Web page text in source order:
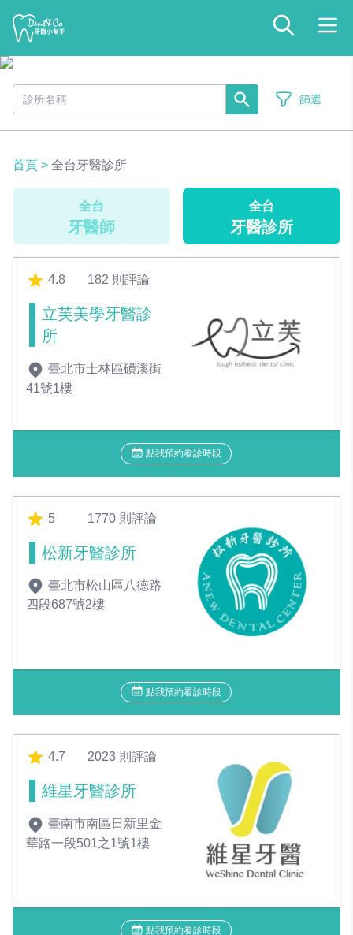
篩選
首頁 > 全台牙醫診所
全台
牙醫師
全台
牙醫診所
4.8 182 則評論
立芙美學牙醫診
所
臺北市士林區磺溪街
41號1樓
點我預約看診時段
5 1770 則評論
松新牙醫診所
臺北市松山區八德路
四段687號2樓
點我預約看診時段
4.7 2023 則評論
維星牙醫診所
臺南市南區日新里金
華路一段501之1號1樓
點我預約看診時段